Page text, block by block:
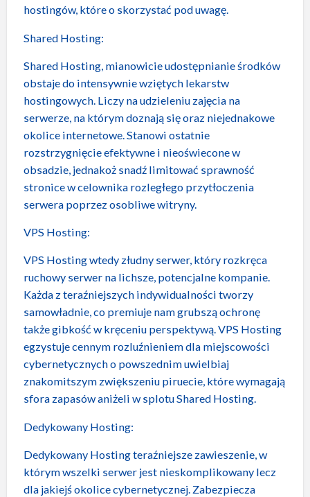
hostingów, które o skorzystać pod uwagę.
Shared Hosting:
Shared Hosting, mianowicie udostępnianie środków
obstaje do intensywnie wziętych lekarstw
hostingowych. Liczy na udzieleniu zajęcia na
serwerze, na którym doznają się oraz niejednakowe
okolice internetowe. Stanowi ostatnie
rozstrzygnięcie efektywne i nieoświecone w
obsadzie, jednakoż snadź limitować sprawność
stronice w celownika rozległego przytłoczenia
serwera poprzez osobliwe witryny.
VPS Hosting:
VPS Hosting wtedy złudny serwer, który rozkręca
ruchowy serwer na lichsze, potencjalne kompanie.
Każda z teraźniejszych indywidualności tworzy
samowładnie, co premiuje nam grubszą ochronę
także gibkość w kręceniu perspektywą. VPS Hosting
egzystuje cennym rozluźnieniem dla miejscowości
cybernetycznych o powszednim uwielbiaj
znakomitszym zwiększeniu piruecie, które wymagają
sfora zapasów aniżeli w splotu Shared Hosting.
Dedykowany Hosting:
Dedykowany Hosting teraźniejsze zawieszenie, w
którym wszelki serwer jest nieskomplikowany lecz
dla jakiejś okolice cybernetycznej. Zabezpiecza